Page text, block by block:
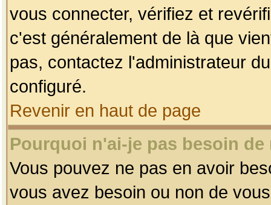
vous connecter, vérifiez et
c'est généralement de là que
pas, contactez l'administrateur
configuré.
Revenir en haut de page
Pourquoi n'ai-je pas besoin
Vous pouvez ne pas en avoir
vous avez besoin ou non de